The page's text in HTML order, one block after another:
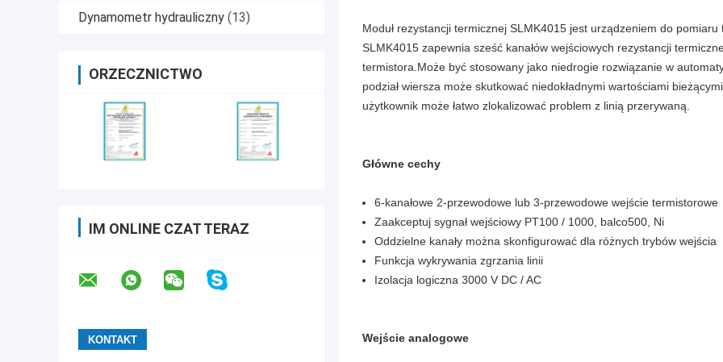
Dynamometr hydrauliczny (13)
ORZECZNICTWO
IM ONLINE CZAT TERAZ
Moduł rezystancji termicznej SLMK4015 jest urządzeniem do
SLMK4015 zapewnia sześć kanałów wejściowych rezystancji
termistora.Może być stosowany jako niedrogie rozwiązanie w
podział wiersza może skutkować niedokładnymi wartościami
użytkownik może łatwo zlokalizować problem z linią przerywaną.
Główne cechy
6-kanałowe 2-przewodowe lub 3-przewodowe wejście termistorowe
Zaakceptuj sygnał wejściowy PT100 / 1000, balco500, Ni
Oddzielne kanały można skonfigurować dla różnych trybów wejścia
Funkcja wykrywania zgrzania linii
Izolacja logiczna 3000 V DC / AC
Wejście analogowe